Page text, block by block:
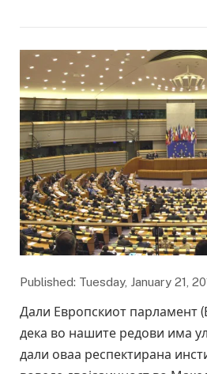
Published: Tuesday, January 21,
Дали Европскиот парламент
дека во нашите редови има
дали оваа респектирана